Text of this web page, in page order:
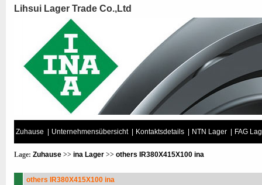
Lihsui Lager Trade Co.,Ltd
Zuhause Unternehmensübersicht Kontaktsdetails NTN Lager FAG
Lage: Zuhause >> ina Lager >> others IR380X415X100 ina
others IR380X415X100 ina